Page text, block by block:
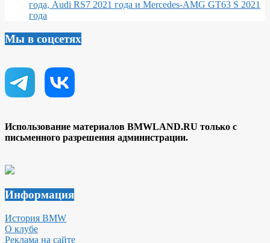
года, Audi RS7 2021 года и Mercedes-AMG GT63 S 2021
года
Мы в соцсетях
Использование материалов BMWLAND.RU только с
письменного разрешения администрации.
Информация
История BMW
О клубе
Реклама на сайте